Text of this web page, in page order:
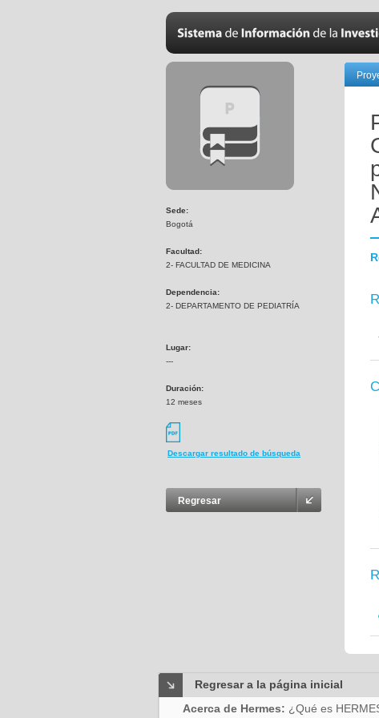
Sede:
Bogotá
Facultad:
2- FACULTAD DE MEDICINA
Dependencia:
2- DEPARTAMENTO DE PEDIATRÍA
Lugar:
---
Duración:
12 meses
Descargar resultado de búsqueda
Regresar
Regresar a la página inicial
Acerca de Hermes: ¿Qué es